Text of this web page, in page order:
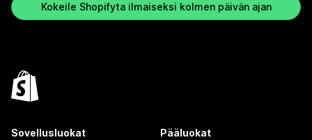
Kokeile Shopifyta ilmaiseksi kolmen päivän ajan
Sovellusluokat Pääluokat